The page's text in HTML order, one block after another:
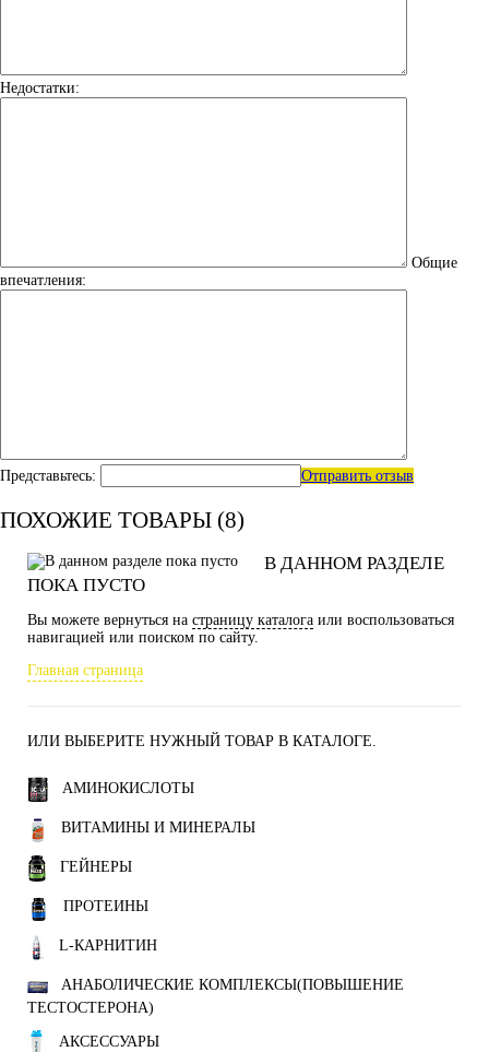
Недостатки:
Общие
впечатления:
Представьтесь: Отправить отзыв
ПОХОЖИЕ ТОВАРЫ (8)
В ДАННОМ РАЗДЕЛЕ
ПОКА ПУСТО
Вы можете вернуться на страницу каталога или воспользоваться
навигацией или поиском по сайту.
Главная страница
ИЛИ ВЫБЕРИТЕ НУЖНЫЙ ТОВАР В КАТАЛОГЕ.
АМИНОКИСЛОТЫ
ВИТАМИНЫ И МИНЕРАЛЫ
ГЕЙНЕРЫ
ПРОТЕИНЫ
L-КАРНИТИН
АНАБОЛИЧЕСКИЕ КОМПЛЕКСЫ(ПОВЫШЕНИЕ
ТЕСТОСТЕРОНА)
АКСЕССУАРЫ